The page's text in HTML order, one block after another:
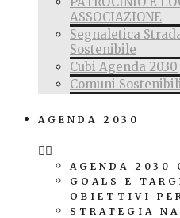
ASSOCIAZIONE
Segnaletica
Sostenibile
Cubi Agenda 2030
Comuni
AGENDA 2030
AGENDA 2030
GOALS E
OBIETTIVI
STRATEGIA